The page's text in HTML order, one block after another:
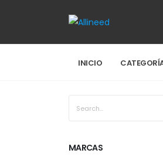
INICIO
MARCAS